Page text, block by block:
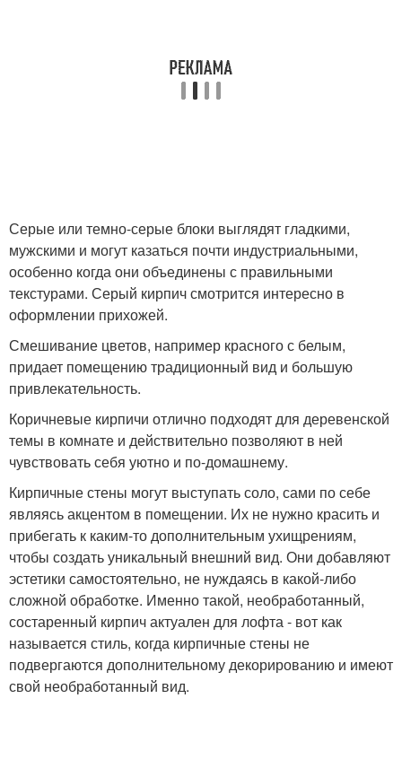
Серые или темно-серые блоки выглядят гладкими,
мужскими и могут казаться почти индустриальными,
особенно когда они объединены с правильными
текстурами. Серый кирпич смотрится интересно в
оформлении прихожей.
Смешивание цветов, например красного с белым,
придает помещению традиционный вид и большую
привлекательность.
Коричневые кирпичи отлично подходят для деревенской
темы в комнате и действительно позволяют в ней
чувствовать себя уютно и по-домашнему.
Кирпичные стены могут выступать соло, сами по себе
являясь акцентом в помещении. Их не нужно красить и
прибегать к каким-то дополнительным ухищрениям,
чтобы создать уникальный внешний вид. Они добавляют
эстетики самостоятельно, не нуждаясь в какой-либо
сложной обработке. Именно такой, необработанный,
состаренный кирпич актуален для лофта - вот как
называется стиль, когда кирпичные стены не
подвергаются дополнительному декорированию и имеют
свой необработанный вид.